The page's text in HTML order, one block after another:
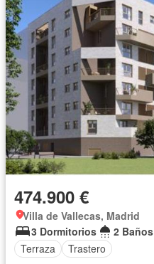
474.900 €
Villa de Vallecas, Madrid
3 Dormitorios
2 Baños
Terraza
Trastero